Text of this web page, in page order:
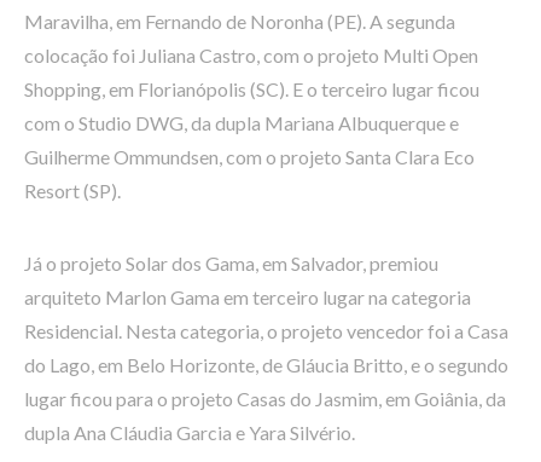
Maravilha, em Fernando de Noronha (PE). A segunda
colocação foi Juliana Castro, com o projeto Multi Open
Shopping, em Florianópolis (SC). E o terceiro lugar ficou
com o Studio DWG, da dupla Mariana Albuquerque e
Guilherme Ommundsen, com o projeto Santa Clara Eco
Resort (SP).
Já o projeto Solar dos Gama, em Salvador, premiou
arquiteto Marlon Gama em terceiro lugar na categoria
Residencial. Nesta categoria, o projeto vencedor foi a Casa
do Lago, em Belo Horizonte, de Gláucia Britto, e o segundo
lugar ficou para o projeto Casas do Jasmim, em Goiânia, da
dupla Ana Cláudia Garcia e Yara Silvério.